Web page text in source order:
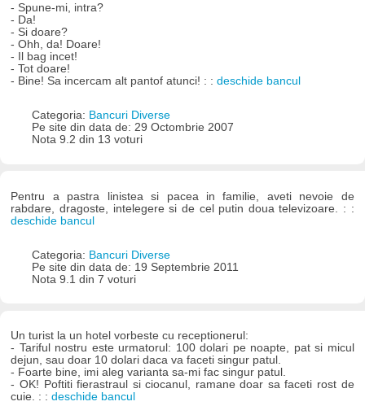
- Spune-mi, intra?
- Da!
- Si doare?
- Ohh, da! Doare!
- Il bag incet!
- Tot doare!
- Bine! Sa incercam alt pantof atunci! : :deschide bancul
Categoria: Bancuri Diverse
Pe site din data de: 29 Octombrie 2007
Nota 9.2 din 13 voturi
Pentru a pastra linistea si pacea in familie, aveti nevoie de
rabdare, dragoste, intelegere si de cel putin doua televizoare. : :
deschide bancul
Categoria: Bancuri Diverse
Pe site din data de: 19 Septembrie 2011
Nota 9.1 din 7 voturi
Un turist la un hotel vorbeste cu receptionerul:
- Tariful nostru este urmatorul: 100 dolari pe noapte, pat si micul
dejun, sau doar 10 dolari daca va faceti singur patul.
- Foarte bine, imi aleg varianta sa-mi fac singur patul.
- OK! Poftiti fierastraul si ciocanul, ramane doar sa faceti rost de
cuie. : :deschide bancul